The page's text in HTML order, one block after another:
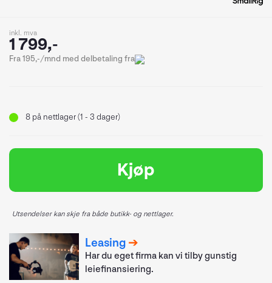
inkl. mva
1 799,-
Fra 195,-/mnd med delbetaling fra
8 på nettlager (1 - 3 dager)
Kjøp
Utsendelser kan skje fra både butikk- og nettlager.
Leasing
Har du eget firma kan vi tilby gunstig
leiefinansiering.